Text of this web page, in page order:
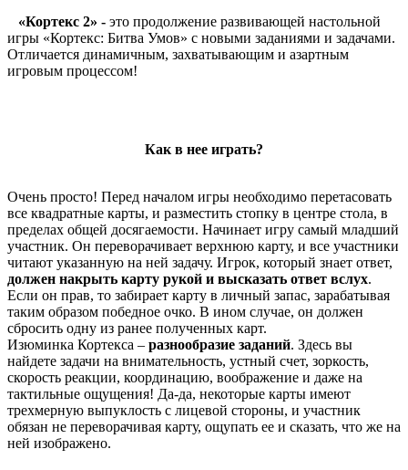
«Кортекс 2» - это продолжение развивающей настольной
игры «Кортекс: Битва Умов» с новыми заданиями и задачами.
Отличается динамичным, захватывающим и азартным
игровым процессом!
Как в нее играть?
Очень просто! Перед началом игры необходимо перетасовать
все квадратные карты, и разместить стопку в центре стола, в
пределах общей досягаемости. Начинает игру самый младший
участник. Он переворачивает верхнюю карту, и все участники
читают указанную на ней задачу. Игрок, который знает ответ,
должен накрыть карту рукой и высказать ответ вслух.
Если он прав, то забирает карту в личный запас, зарабатывая
таким образом победное очко. В ином случае, он должен
сбросить одну из ранее полученных карт.
Изюминка Кортекса – разнообразие заданий. Здесь вы
найдете задачи на внимательность, устный счет, зоркость,
скорость реакции, координацию, воображение и даже на
тактильные ощущения! Да-да, некоторые карты имеют
трехмерную выпуклость с лицевой стороны, и участник
обязан не переворачивая карту, ощупать ее и сказать, что же на
ней изображено.